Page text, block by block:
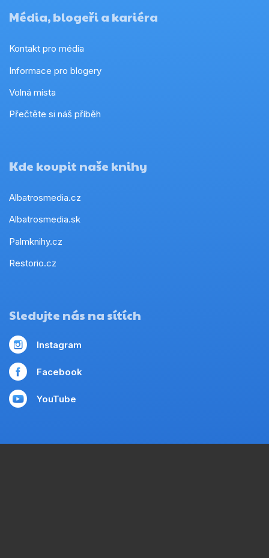
Média, blogeři a kariéra
Kontakt pro média
Informace pro blogery
Volná místa
Přečtěte si náš příběh
Kde koupit naše knihy
Albatrosmedia.cz
Albatrosmedia.sk
Palmknihy.cz
Restorio.cz
Sledujte nás na sítích
Instagram
Facebook
YouTube